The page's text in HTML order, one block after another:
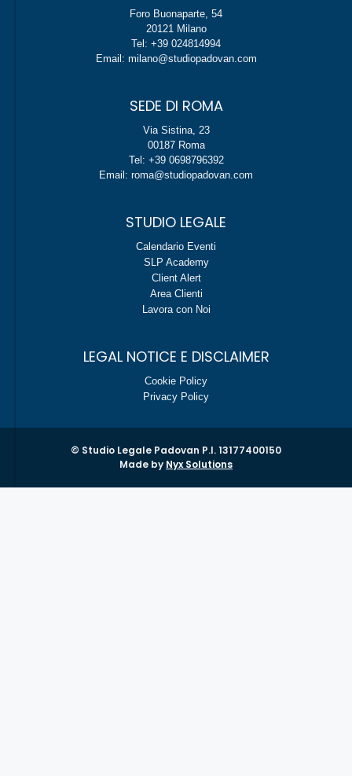
Foro Buonaparte, 54
20121 Milano
Tel: +39 024814994
Email: milano@studiopadovan.com
SEDE DI ROMA
Via Sistina, 23
00187 Roma
Tel: +39 0698796392
Email: roma@studiopadovan.com
STUDIO LEGALE
Calendario Eventi
SLP Academy
Client Alert
Area Clienti
Lavora con Noi
LEGAL NOTICE E DISCLAIMER
Cookie Policy
Privacy Policy
© Studio Legale Padovan P.I. 13177400150
Made by Nyx Solutions